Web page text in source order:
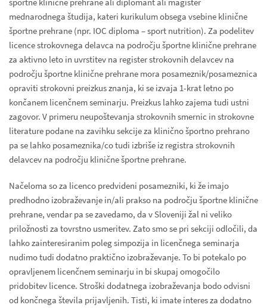
mednarodnega študija, kateri kurikulum obsega vsebine klinične
športne prehrane (npr. IOC diploma – sport nutrition). Za podelitev
licence strokovnega delavca na področju športne klinične prehrane
za aktivno leto in uvrstitev na register strokovnih delavcev na
področju športne klinične prehrane mora posameznik/posameznica
opraviti strokovni preizkus znanja, ki se izvaja 1-krat letno po
končanem licenčnem seminarju. Preizkus lahko zajema tudi ustni
zagovor. V primeru neupoštevanja strokovnih smernic in strokovne
literature podane na zavihku sekcije za klinično športno prehrano
pa se lahko posameznika/co tudi izbriše iz registra strokovnih
delavcev na področju klinične športne prehrane.
Načeloma so za licenco predvideni posamezniki, ki že imajo
predhodno izobraževanje in/ali prakso na področju športne klinične
prehrane, vendar pa se zavedamo, da v Sloveniji žal ni veliko
priložnosti za tovrstno usmeritev. Zato smo se pri sekciji odločili, da
lahko zainteresiranim poleg simpozija in licenčnega seminarja
nudimo tudi dodatno praktično izobraževanje. To bi potekalo po
opravljenem licenčnem seminarju in bi skupaj omogočilo
pridobitev licence. Stroški dodatnega izobraževanja bodo odvisni
od končnega števila prijavljenih. Tisti, ki imate interes za dodatno